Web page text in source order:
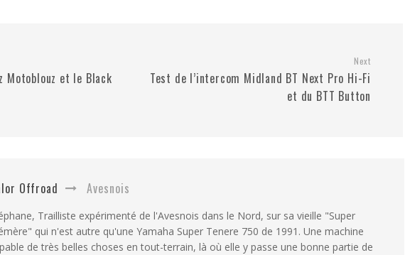
Motoblouz et le Black
Next
Test de l’intercom Midland BT Next Pro Hi-Fi
et du BTT Button
Offroad Avesnois
Trailliste expérimenté de l'Avesnois dans le Nord, sur sa vieille "Super
qui n'est autre qu'une Yamaha Super Tenere 750 de 1991. Une machine
de très belles choses en tout-terrain, là où elle y passe une bonne partie de